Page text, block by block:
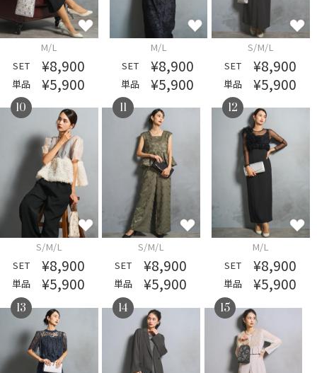
M/L
SET
¥8,900
単品 ¥5,900
M/L
SET
¥8,900
単品 ¥5,900
S/M/L
SET
¥8,900
単品 ¥5,900
10
S/M/L
SET
¥8,900
単品 ¥5,900
11
S/M/L
SET
¥8,900
単品 ¥5,900
12
M/L
SET
¥8,900
単品 ¥5,900
13 14 15